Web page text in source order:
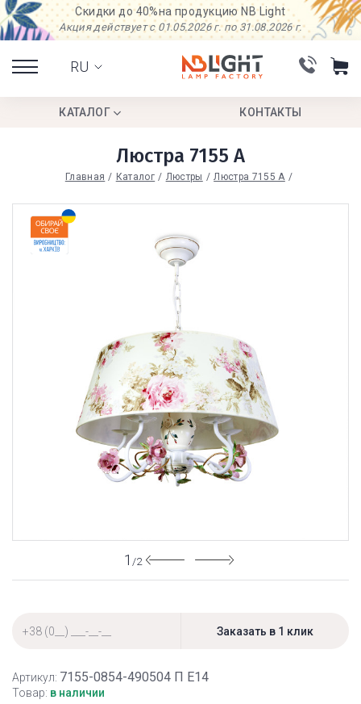
Скидки до 40%на продукцию NB Light
Акция действует с 01.05.2026 г. по 31.08.2026 г.
RU
КАТАЛОГ КОНТАКТЫ
Люстра 7155 А
Главная Каталог Люстры Люстра 7155 А
1 /2
Артикул: 7155-0854-490504 П Е14
Товар: в наличии